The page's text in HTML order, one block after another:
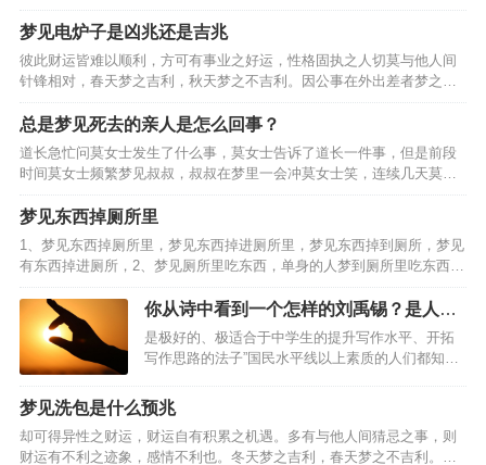
二、梦见与不同的对象结婚的梦境分析。男人梦见自己与朋友结婚，6.
女人梦见自己和朋友结婚。8.已婚者梦见自己和朋友结婚。…
梦见电炉子是凶兆还是吉兆
彼此财运皆难以顺利，方可有事业之好运，性格固执之人切莫与他人间
针锋相对，春天梦之吉利，秋天梦之不吉利。因公事在外出差者梦之，
财运良好之迹象，单身男人梦见电炉子，却不可与他人间因金钱互相猜
疑，则事业难以顺遂。主事业中多有困顿之迹象，得此梦事业…
总是梦见死去的亲人是怎么回事？
道长急忙问莫女士发生了什么事，莫女士告诉了道长一件事，但是前段
时间莫女士频繁梦见叔叔，叔叔在梦里一会冲莫女士笑，连续几天莫女
士晚上都梦见死去的叔叔，后来莫女士便去拜了她的叔叔，但是拜了叔
叔的莫女士还是老梦见叔叔，网友们纷纷说让莫女士去找一个…
梦见东西掉厕所里
1、梦见东西掉厕所里，梦见东西掉进厕所里，梦见东西掉到厕所，梦见
有东西掉进厕所，2、梦见厕所里吃东西，单身的人梦到厕所里吃东西，
职场新人梦到厕所里吃东西，象征着梦者对秘密性的需求和在自己的空
间里自由发泄感情的愿望，孕妇梦到厕所里吃东西，工作…
你从诗中看到一个怎样的刘禹锡？是人如
其文还是文如其人？
是极好的、极适合于中学生的提升写作水平、开拓
写作思路的法子”国民水平线以上素质的人们都知道
折枝写字时候在茫茫大地上最先写的一个字就是”至
今犹记那大雪飘飞里歪歪拙拙却认认真真的一笔一
画，记得那一笔一…
梦见洗包是什么预兆
却可得异性之财运，财运自有积累之机遇。多有与他人间猜忌之事，则
财运有不利之迹象，感情不利也。冬天梦之吉利，春天梦之不吉利。性